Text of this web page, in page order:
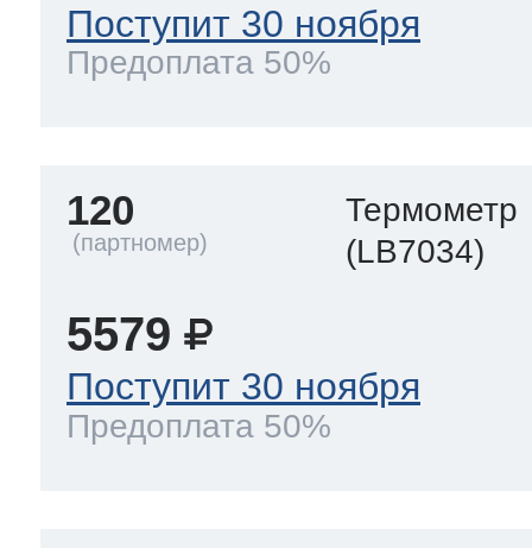
Поступит 30 ноября
Предоплата 50%
120
Термометр
(LB7034)
5579
Поступит 30 ноября
Предоплата 50%